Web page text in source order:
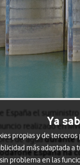
España el
realizado en
de aguadurante
España ha
Ya
propias y de
más adaptada a
problema en las